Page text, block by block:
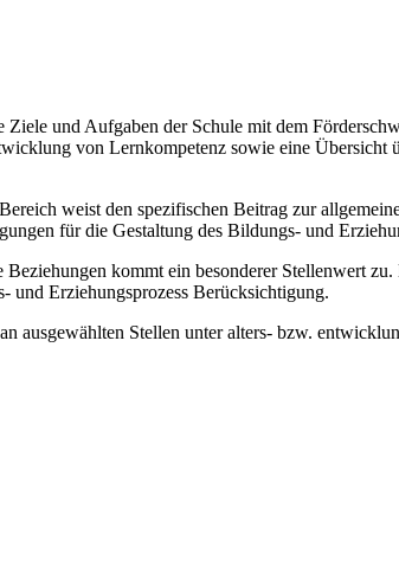
und Aufgaben der Schule mit dem
von Lernkompetenz sowie eine Übersicht
weist den spezifischen Beitrag zur
für die Gestaltung des Bildungs- und
kommt ein besonderer Stellenwert
und Erziehungsprozess Berücksichtigung.
Stellen unter alters- bzw.